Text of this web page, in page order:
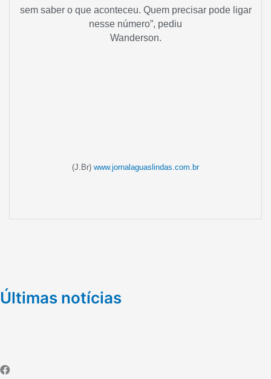
sem saber o que aconteceu. Quem precisar pode ligar
nesse número”, pediu
Wanderson.
(J.Br) www.jornalaguaslindas.com.br
Últimas notícias